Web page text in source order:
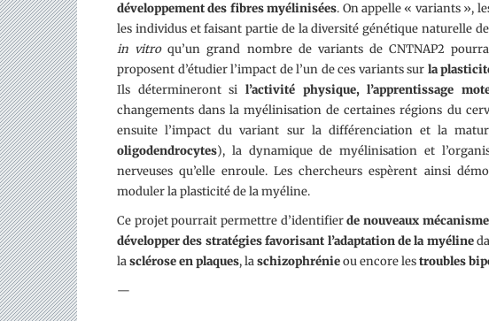
développement des fibres myélinisées. On appelle « variants »,
les individus et faisant partie de la diversité génétique naturelle
in vitroqu’un grand nombre de variants de CNTNAP2
proposent d’étudier l’impact de l’un de ces variants sur la
Ils détermineront si l’activité physique, l’apprentissage
changements dans la myélinisation de certaines régions du
ensuite l’impact du variant sur la différenciation et la
oligodendrocytes), la dynamique de myélinisation et
nerveuses qu’elle enroule. Les chercheurs espèrent ainsi
moduler la plasticité de la myéline.
Ce projet pourrait permettre d’identifierde nouveaux
développer des stratégies favorisant l’adaptation de la myéline
lasclérose en plaques, laschizophrénieou encore lestroubles
—